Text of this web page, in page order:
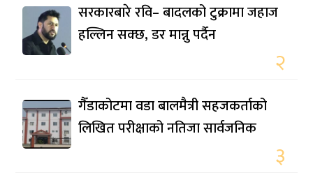
सरकारबारे रवि– बादलको टुक्रामा जहाज
हल्लिन सक्छ, डर मान्नु पर्दैन
२
गैँडाकोटमा वडा बालमैत्री सहजकर्ताको
लिखित परीक्षाको नतिजा सार्वजनिक
३